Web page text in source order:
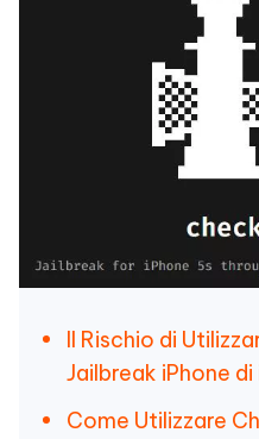
Il Rischio di
Jailbreak iPhone di
Come Utilizzare